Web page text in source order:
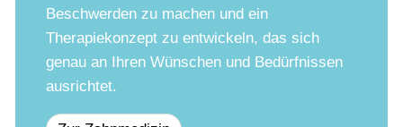
Beschwerden zu machen und ein
Therapiekonzept zu entwickeln, das sich
genau an Ihren Wünschen und Bedürfnissen
ausrichtet.